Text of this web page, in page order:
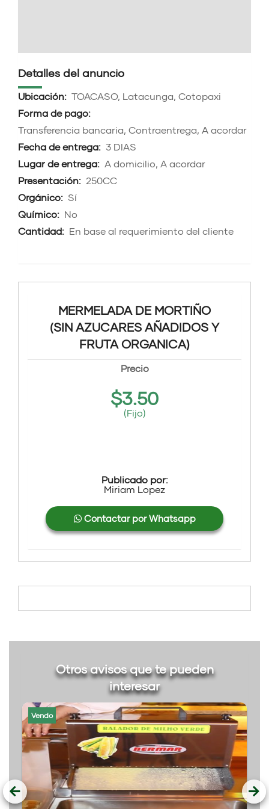
Detalles del anuncio
Ubicación: TOACASO, Latacunga, Cotopaxi
Forma de pago:
Transferencia bancaria, Contraentrega, A acordar
Fecha de entrega: 3 DIAS
Lugar de entrega: A domicilio, A acordar
Presentación: 250CC
Orgánico: Sí
Químico: No
Cantidad: En base al requerimiento del cliente
MERMELADA DE MORTIÑO
(SIN AZUCARES AÑADIDOS Y
FRUTA ORGANICA)
Precio
$3.50
(Fijo)
Publicado por:
Miriam Lopez
Contactar por Whatsapp
Otros avisos que te pueden
interesar
Vendo